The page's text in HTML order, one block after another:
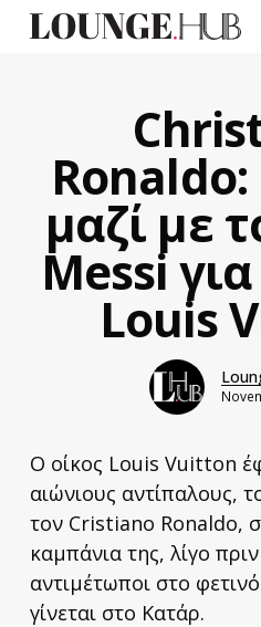
μαζί με
Messi
Louis
Ο οίκος Louis Vuitton
αιώνιους αντίπαλους,
τον Cristiano Ronaldo,
καμπάνια της, λίγο
αντιμέτωποι στο
γίνεται στο Κατάρ.